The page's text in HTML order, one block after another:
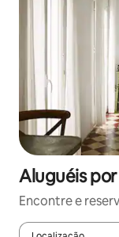
Aluguéis
Encontre e